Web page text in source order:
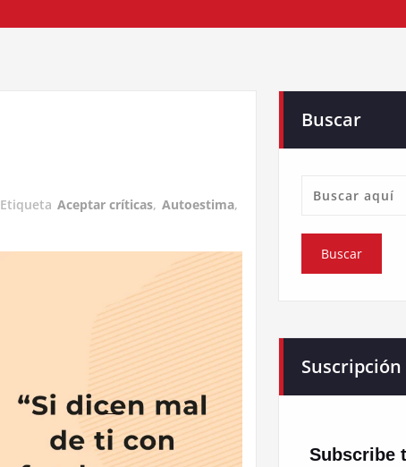
Etiqueta Aceptar críticas, Autoestima,
Buscar
Subscribe